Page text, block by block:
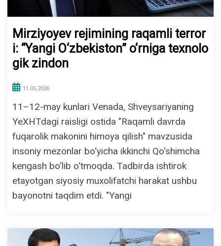
Mirziyoyev rejimining raqamli terror
i: “Yangi O‘zbekiston” o‘rniga texnolo
gik zindon
11.05.2026
11–12-may kunlari Venada, Shveysariyaning
YeXHTdagi raisligi ostida "Raqamli davrda
fuqarolik makonini himoya qilish" mavzusida
insoniy mezonlar bo‘yicha ikkinchi Qo‘shimcha
kengash bo‘lib o‘tmoqda. Tadbirda ishtirok
etayotgan siyosiy muxolifatchi harakat ushbu
bayonotni taqdim etdi. "Yangi